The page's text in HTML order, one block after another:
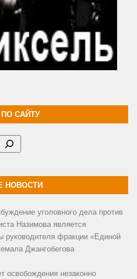
САЙТУ
НОВОСТИ
уголовного дела против
Назимова является
руководителя фракции «Единой
Джангобегова
освобождения незаконно